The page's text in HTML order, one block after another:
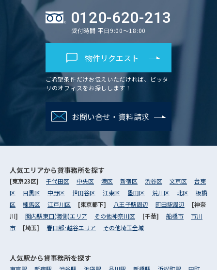
0120-620-213
受付時間 平日9:00～18:00
物件リクエスト
ご希望条件だけお伝えいただければ、ピッタ
リのオフィスをお探しします！
お問い合せ・資料請求
人気エリアから貸事務所を探す
[東京23区] 千代田区 中央区 港区 新宿区 渋谷区 文京区
台東
区
目黒区 中野区 世田谷区 江東区 墨田区 荒川区 北区
板橋
区
練馬区 江戸川区 [東京都下] 八王子駅周辺 町田駅周辺
[神奈
川] 関内駅東口(海側)エリア その他神奈川区 [千葉] 船橋市
市川
市
[埼玉] 春日部･越谷エリア その他埼玉全域
人気駅から貸事務所を探す